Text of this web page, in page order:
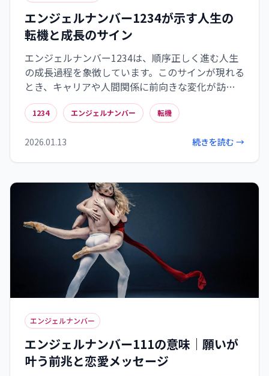
エンジェルナンバー1234が示す人生の
転機と成長のサイン
エンジェルナンバー1234は、順序正しく進む人生
の成長過程を象徴しています。このサインが現れる
とき、キャリアや人間関係に前向きな変化が訪
れ、直感を信じて行動することで新たな可能性が
開けます。また、精神的な目覚めと自己実現の時期
した人生への道が見えてくるでしょう。日常に現
れる1234のサインを見逃さず、人生の転機を前向
1234 エンジェルナンバー 転機
2026.01.13 続きを読む →
エンジェルナンバー
エンジェルナンバー111の意味｜願いが
叶う前兆と恋愛メッセージ